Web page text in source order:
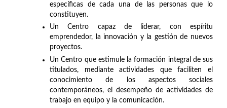
específicas de cada una de las personas que lo
constituyen.
Un Centro capaz de liderar, con espíritu
emprendedor, la innovación y la gestión de nuevos
proyectos.
Un Centro que estimule la formación integral de sus
titulados, mediante actividades que faciliten el
conocimiento de los aspectos sociales
contemporáneos, el desempeño de actividades de
trabajo en equipo y la comunicación.